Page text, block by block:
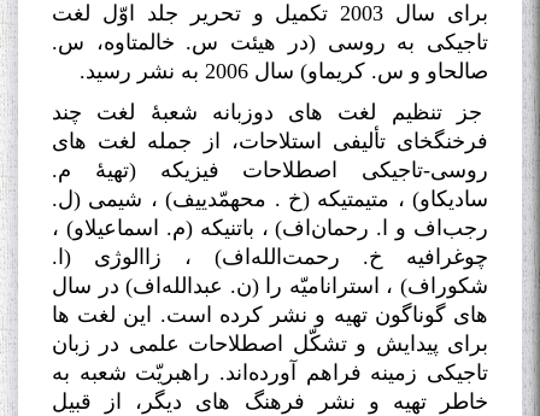
برای سال 2003 تکمیل و تحریر جلد اوّل لغت
تاجیکی به روسی (در هیئت س. خالمتاوه، س.
صالحاو و س. کریماو) سال 2006 به نشر رسید
.
جز تنظیم لغت های دوزبانه شعبۀ لغت چند
فرخنگخای تألیفی استلاحات، از جمله لغت های
روسی-تاجیکی اصطلاحات فیزیکه (تهیۀ م.
سادیکاو) ، متیمتیکه (خ . محهمّدییف) ، شیمی (ل.
رجب‌اف و ا. رحمان‌اف) ، باتنیکه (م. اسماعیلاو) ،
چوغرافیه خ. رحمت‌الله‌اف) ، زاالوژی (ا.
شکوراف) ، استرانامیّه را (ن. عبدالله‌اف) در سال
های گوناگون تهیه و نشر کرده است. این لغت ها
برای پیدایش و تشکّل اصطلاحات علمی در زبان
تاجیکی زمینه فراهم آورده‌اند. راهبریّت شعبه به
خاطر تهیه و نشر فرهنگ های دیگر، از قبیل